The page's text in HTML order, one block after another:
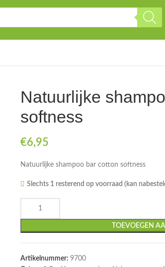
Natuurlijke
softness
€6,95
Natuurlijke shampoo bar cotton softness
Slechts 1 resterend op voorraad (kan
TOEVOEGEN
Artikelnummer: 9700